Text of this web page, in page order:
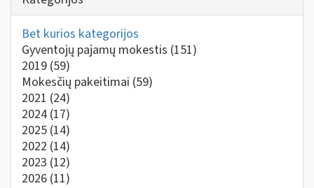
Bet kurios kategorijos
Gyventojų pajamų mokestis (151)
2019 (59)
Mokesčių pakeitimai (59)
2021 (24)
2024 (17)
2025 (14)
2022 (14)
2023 (12)
2026 (11)